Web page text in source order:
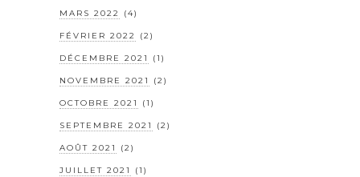
MARS 2022 (4)
FÉVRIER 2022 (2)
DÉCEMBRE 2021 (1)
NOVEMBRE 2021 (2)
OCTOBRE 2021 (1)
SEPTEMBRE 2021 (2)
AOÛT 2021 (2)
JUILLET 2021 (1)